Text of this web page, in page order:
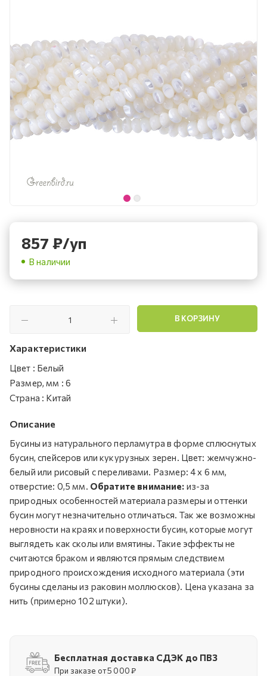
857 ₽/уп
В наличии
В КОРЗИНУ
Характеристики
Цвет : Белый
Размер, мм : 6
Страна : Китай
Описание
Бусины из натурального перламутра в форме сплюснутых
бусин, спейсеров или кукурузных зерен. Цвет: жемчужно-
белый или рисовый с переливами. Размер: 4 х 6 мм,
отверстие: 0,5 мм. Обратите внимание: из-за
природных особенностей материала размеры и оттенки
бусин могут незначительно отличаться. Так же возможны
неровности на краях и поверхности бусин, которые могут
выглядеть как сколы или вмятины. Такие эффекты не
считаются браком и являются прямым следствием
природного происхождения исходного материала (эти
бусины сделаны из раковин моллюсков). Цена указана за
нить (примерно 102 штуки).
Бесплатная доставка СДЭК до ПВЗ
При заказе от 5 000 ₽